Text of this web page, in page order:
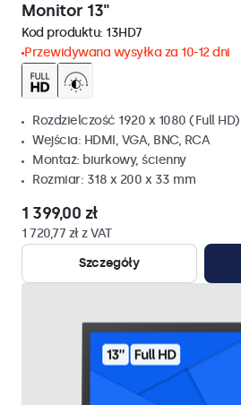
Monitor 13"
Kod produktu: 13HD7
Przewidywana wysyłka za 10-12 dni
Rozdzielczość 1920 x 1080 (Full HD)
Wejścia: HDMI, VGA, BNC, RCA
Montaż: biurkowy, ścienny
Rozmiar: 318 x 200 x 33 mm
1 399,00 zł
1 720,77 zł z VAT
Szczegóły